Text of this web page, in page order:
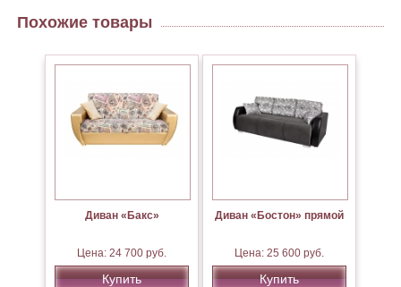
Похожие товары
Диван «Бакс»
Цена: 24 700 руб.
Купить
Диван «Бостон» прямой
Цена: 25 600 руб.
Купить